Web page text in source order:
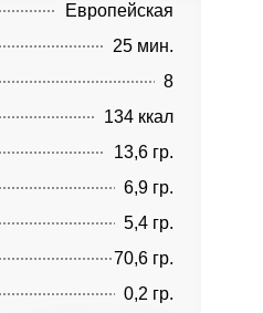
Европейская
25 мин.
8
134 ккал
13,6 гр.
6,9 гр.
5,4 гр.
70,6 гр.
0,2 гр.